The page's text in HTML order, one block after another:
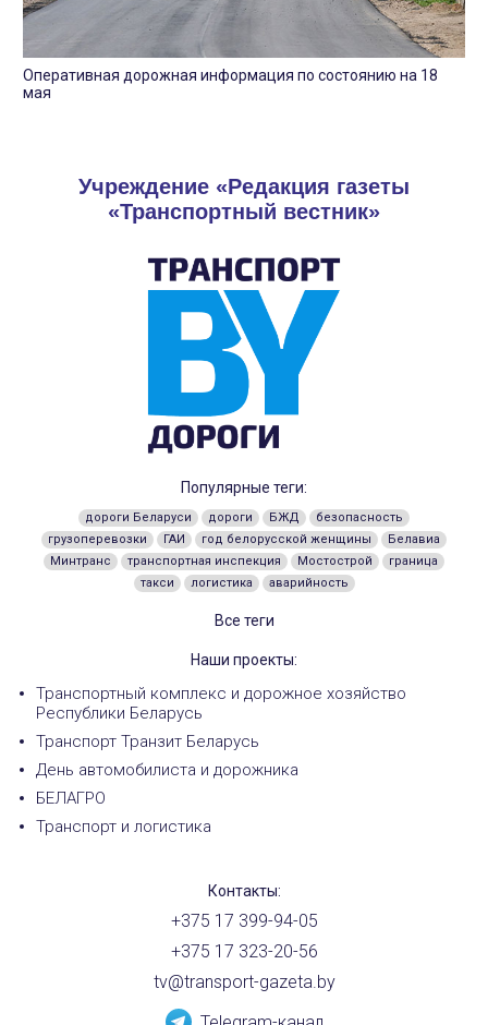
Оперативная дорожная информация по состоянию на 18
мая
Учреждение «Редакция газеты
«Транспортный вестник»
Популярные теги:
дороги Беларуси дороги БЖД
безопасность
грузоперевозки
ГАИ год белорусской женщины
Белавиа
Минтранс
транспортная инспекция Мостострой
граница
такси
логистика аварийность
Все теги
Наши проекты:
Транспортный комплекс и дорожное хозяйство
Республики Беларусь
Транспорт Транзит Беларусь
День автомобилиста и дорожника
БЕЛАГРО
Транспорт и логистика
Контакты:
+375 17 399-94-05
+375 17 323-20-56
tv@transport-gazeta.by